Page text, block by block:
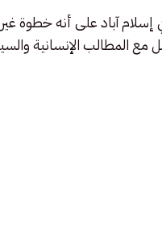
إسلام آباد على أنه خطوة
مع المطالب الإنسانية